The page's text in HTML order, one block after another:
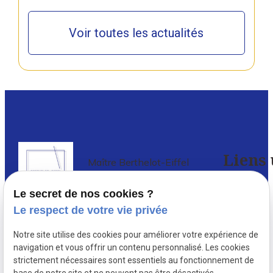
Voir toutes les actualités
Maître Berthelot-Eiffel
depuis 1987, Delphine Berthelot-
Eiffel conseille et défend de nombreux
Liens
Votre
avocat
Le secret de nos cookies ?
Le respect de votre vie privée
Notre site utilise des cookies pour améliorer votre expérience de
navigation et vous offrir un contenu personnalisé. Les cookies
strictement nécessaires sont essentiels au fonctionnement de